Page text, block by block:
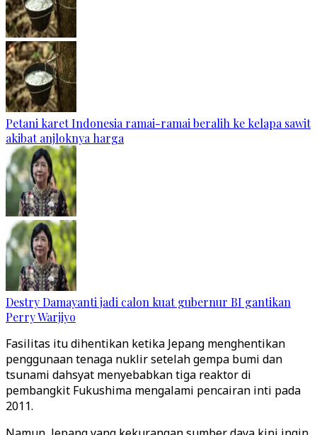
Petani karet Indonesia ramai-ramai beralih ke kelapa sawit
akibat anjloknya harga
Destry Damayanti jadi calon kuat gubernur BI gantikan
Perry Warjiyo
Fasilitas itu dihentikan ketika Jepang menghentikan
penggunaan tenaga nuklir setelah gempa bumi dan
tsunami dahsyat menyebabkan tiga reaktor di
pembangkit Fukushima mengalami pencairan inti pada
2011.